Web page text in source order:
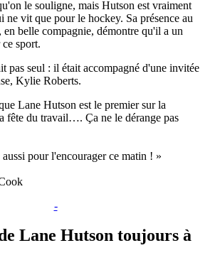
le souligne, mais Hutson est vraiment
ne vit que pour le hockey. Sa présence au
belle compagnie, démontre qu'il a un
sport.
pas seul : il était accompagné d'une invitée
Kylie Roberts.
Lane Hutson est le premier sur la
fête du travail…. Ça ne le dérange pas
aussi pour l'encourager ce matin ! »
-
Lane Hutson toujours à